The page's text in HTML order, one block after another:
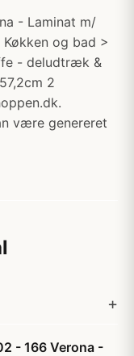
- Laminat m/
og bad >
- deludtræk &
2
være genereret
- 166 Verona -